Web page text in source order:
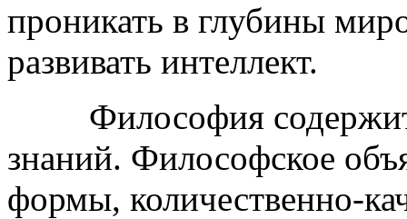
проникать в глубины
развивать интеллект.
Философия содержит
знаний. Философское
формы, количественно-